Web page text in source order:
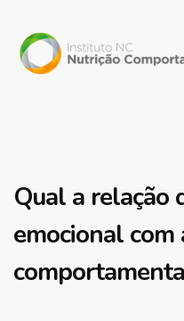
Qual a relação
emocional com